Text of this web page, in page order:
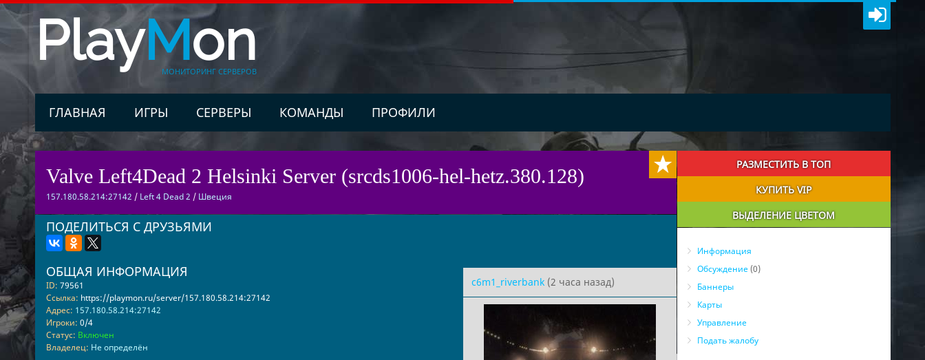
PlayMon
МОНИТОРИНГ СЕРВЕРОВ
ГЛАВНАЯ ИГРЫ СЕРВЕРЫ КОМАНДЫ ПРОФИЛИ
Valve Left4Dead 2 Helsinki Server (srcds1006-hel-hetz.380.128)
157.180.58.214:27142 / Left 4 Dead 2 / Швеция
ПОДЕЛИТЬСЯ С ДРУЗЬЯМИ
c6m1_riverbank(2 часа назад)
ОБЩАЯ ИНФОРМАЦИЯ
ID: 79561
Ссылка: https://playmon.ru/server/157.180.58.214:27142
Адрес: 157.180.58.214:27142
Игроки: 0/4
Статус: Включен
Владелец: Не определён
РАЗМЕСТИТЬ В ТОП
КУПИТЬ VIP
ВЫДЕЛЕНИЕ ЦВЕТОМ
Информация
Обсуждение(0)
Баннеры
Карты
Управление
Подать жалобу